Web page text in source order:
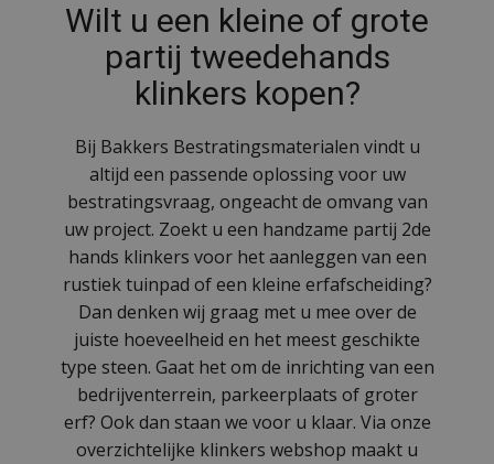
Wilt u een kleine of grote
partij tweedehands
klinkers kopen?
Bij Bakkers Bestratingsmaterialen vindt u
altijd een passende oplossing voor uw
bestratingsvraag, ongeacht de omvang van
uw project. Zoekt u een handzame partij 2de
hands klinkers voor het aanleggen van een
rustiek tuinpad of een kleine erfafscheiding?
Dan denken wij graag met u mee over de
juiste hoeveelheid en het meest geschikte
type steen. Gaat het om de inrichting van een
bedrijventerrein, parkeerplaats of groter
erf? Ook dan staan we voor u klaar. Via onze
overzichtelijke klinkers webshop maakt u